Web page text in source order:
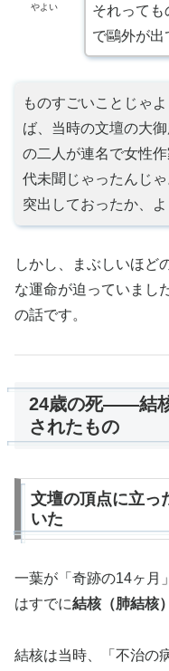
やよい
それっても
で鷗外が出
ものすごいことじゃ
ば、当時の文壇の大
の二人が連名で女性
代未聞じゃったんじ
突出しておったか、よ
しかし、まぶしいほど
な運命が迫っていまし
の話です。
24歳の死——結
されたもの
文壇の頂点に立っ
いた
一葉が「奇跡の14ヶ月
はすでに結核（肺結核）
結核は当時、「不治の